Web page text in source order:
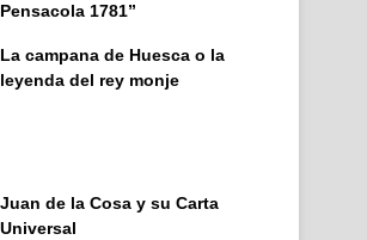
Pensacola 1781”
La campana de Huesca o la
leyenda del rey monje
Juan de la Cosa y su Carta
Universal